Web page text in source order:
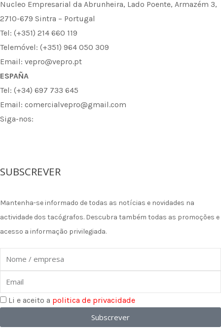
Nucleo Empresarial da Abrunheira, Lado Poente, Armazém 3,
2710-679 Sintra – Portugal
Tel: (+351) 214 660 119
Telemóvel: (+351) 964 050 309
Email: vepro@vepro.pt
ESPAÑA
Tel: (+34) 697 733 645
Email: comercialvepro@gmail.com
Siga-nos:
a
c
e
b
o
o
k
n
s
t
a
g
r
a
n
k
e
d
i
n
SUBSCREVER
Mantenha-se informado de todas as notícias e novidades na
actividade dos tacógrafos. Descubra também todas as promoções e
acesso a informação privilegiada.
Nome
Li e aceito a politica de privacidade
Subscrever